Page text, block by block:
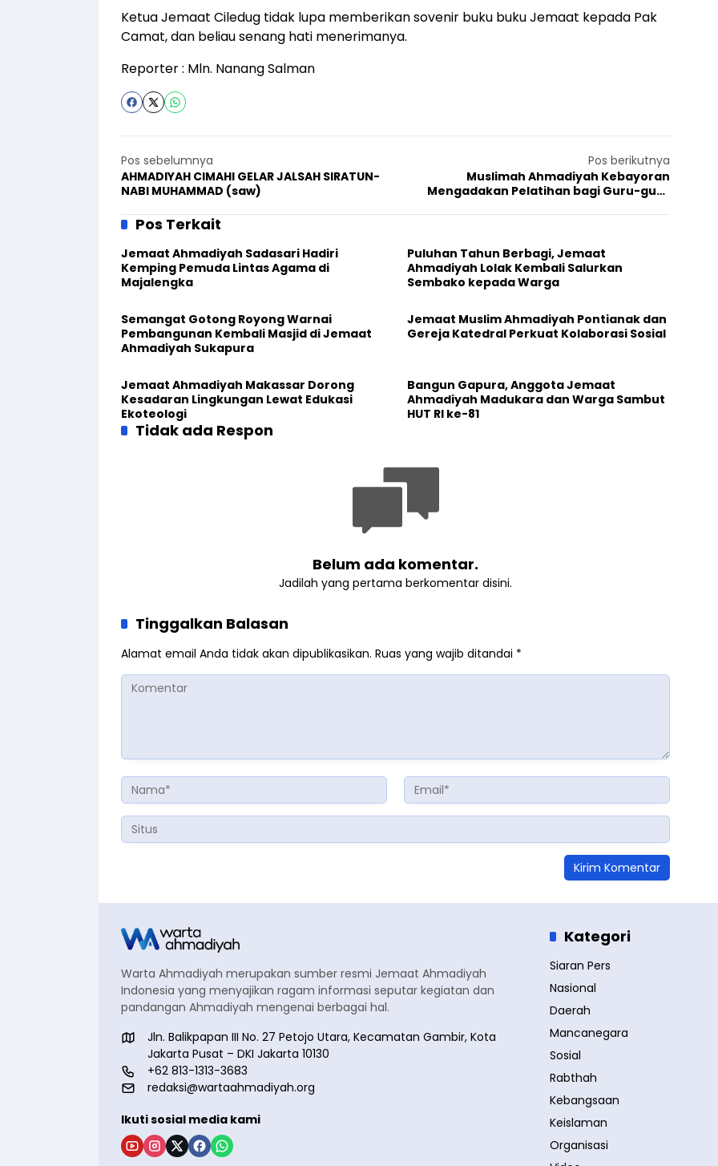
Ketua Jemaat Ciledug tidak lupa memberikan sovenir buku buku Jemaat kepada Pak
Camat, dan beliau senang hati menerimanya.
Reporter : Mln. Nanang Salman
Pos sebelumnya
AHMADIYAH CIMAHI GELAR JALSAH SIRATUN-
NABI MUHAMMAD (saw)
Pos berikutnya
Muslimah Ahmadiyah Kebayoran
Mengadakan Pelatihan bagi Guru-guru
Pos Terkait
Jemaat Ahmadiyah Sadasari Hadiri
Kemping Pemuda Lintas Agama di
Majalengka
Puluhan Tahun Berbagi, Jemaat
Ahmadiyah Lolak Kembali Salurkan
Sembako kepada Warga
Semangat Gotong Royong Warnai
Pembangunan Kembali Masjid di Jemaat
Ahmadiyah Sukapura
Jemaat Muslim Ahmadiyah Pontianak dan
Gereja Katedral Perkuat Kolaborasi Sosial
Jemaat Ahmadiyah Makassar Dorong
Kesadaran Lingkungan Lewat Edukasi
Ekoteologi
Bangun Gapura, Anggota Jemaat
Ahmadiyah Madukara dan Warga Sambut
HUT RI ke-81
Tidak ada Respon
Belum ada komentar.
Jadilah yang pertama berkomentar disini.
Tinggalkan Balasan
Alamat email Anda tidak akan dipublikasikan. Ruas yang wajib ditandai *
Warta Ahmadiyah merupakan sumber resmi Jemaat Ahmadiyah
Indonesia yang menyajikan ragam informasi seputar kegiatan dan
pandangan Ahmadiyah mengenai berbagai hal.
Jln. Balikpapan III No. 27 Petojo Utara, Kecamatan Gambir, Kota
Jakarta Pusat – DKI Jakarta 10130
+62 813-1313-3683
redaksi@wartaahmadiyah.org
Ikuti sosial media kami
Kategori
Siaran Pers
Nasional
Daerah
Mancanegara
Sosial
Rabthah
Kebangsaan
Keislaman
Organisasi